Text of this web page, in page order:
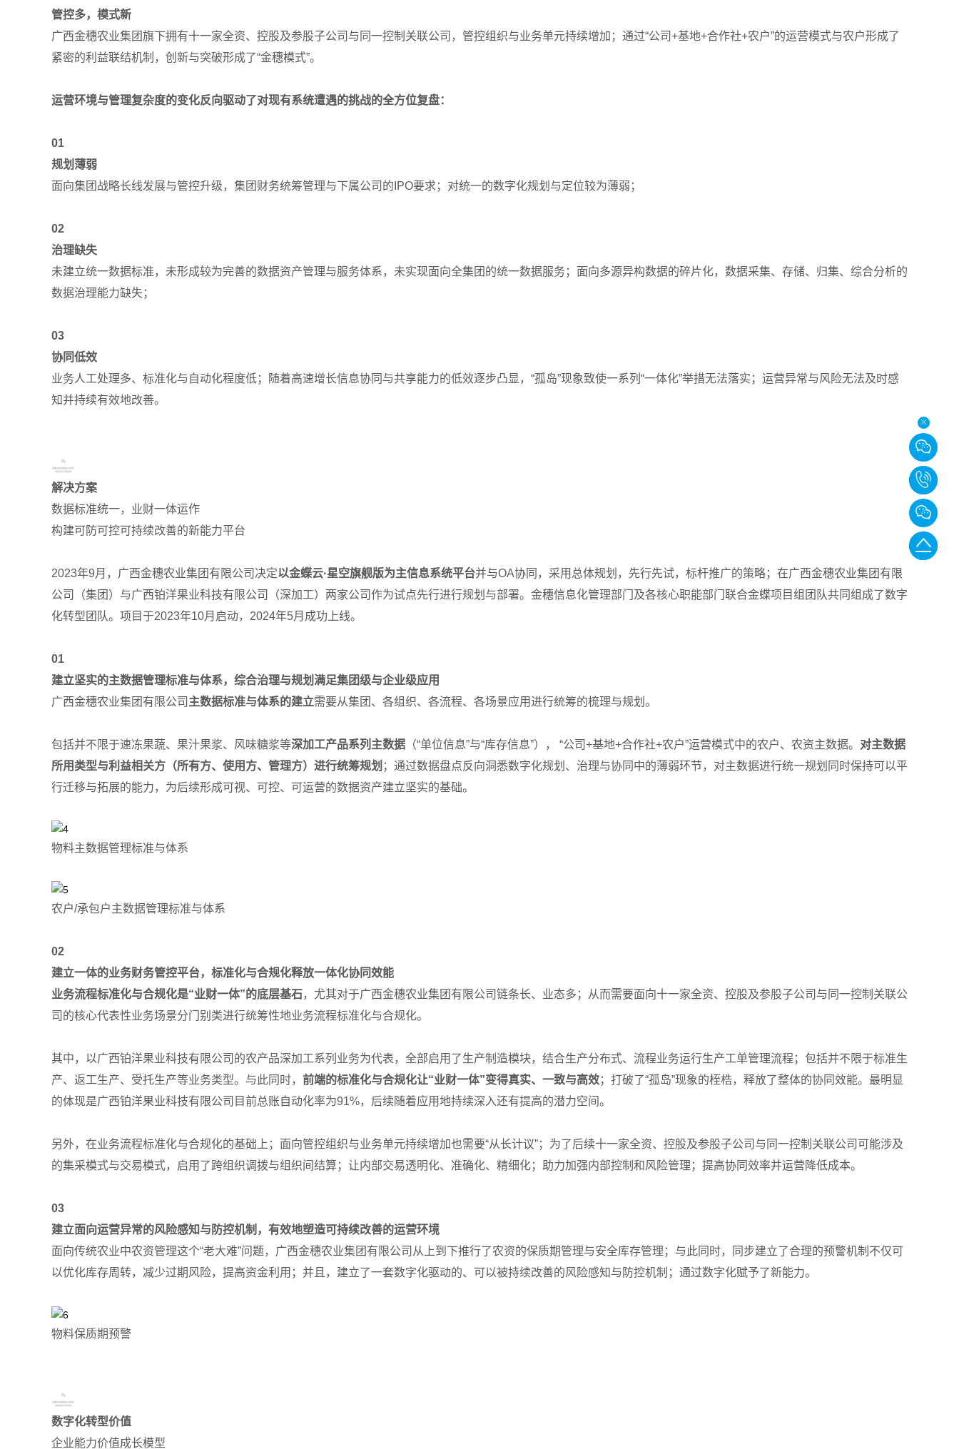
管控多，模式新
广西金穗农业集团旗下拥有十一家全资、控股及参股子公司与同一控制关联公司，管控组织与业务单元持续增加；通过“公司+基地+合作社+农户”的运营模式与农户形成了
紧密的利益联结机制，创新与突破形成了“金穗模式”。
运营环境与管理复杂度的变化反向驱动了对现有系统遭遇的挑战的全方位复盘：
01
规划薄弱
面向集团战略长线发展与管控升级，集团财务统筹管理与下属公司的IPO要求；对统一的数字化规划与定位较为薄弱；
02
治理缺失
未建立统一数据标准，未形成较为完善的数据资产管理与服务体系，未实现面向全集团的统一数据服务；面向多源异构数据的碎片化，数据采集、存储、归集、综合分析的
数据治理能力缺失；
03
协同低效
业务人工处理多、标准化与自动化程度低；随着高速增长信息协同与共享能力的低效逐步凸显，“孤岛”现象致使一系列“一体化”举措无法落实；运营异常与风险无法及时感
知并持续有效地改善。
解决方案
数据标准统一，业财一体运作
构建可防可控可持续改善的新能力平台
2023年9月，广西金穗农业集团有限公司决定以金蝶云·星空旗舰版为主信息系统平台并与OA协同，采用总体规划，先行先试，标杆推广的策略；在广西金穗农业集团有限
公司（集团）与广西铂洋果业科技有限公司（深加工）两家公司作为试点先行进行规划与部署。金穗信息化管理部门及各核心职能部门联合金蝶项目组团队共同组成了数字
化转型团队。项目于2023年10月启动，2024年5月成功上线。
01
建立坚实的主数据管理标准与体系，综合治理与规划满足集团级与企业级应用
广西金穗农业集团有限公司 主数据标准与体系的建立需要从集团、各组织、各流程、各场景应用进行统筹的梳理与规划。
包括并不限于速冻果蔬、果汁果浆、风味糖浆等深加工产品系列主数据 （“单位信息”与“库存信息”）， “公司+基地+合作社+农户”运营模式中的农户、农资主数据。 对主数据
所用类型与利益相关方（所有方、使用方、管理方）进行统筹规划 ；通过数据盘点反向洞悉数字化规划、治理与协同中的薄弱环节，对主数据进行统一规划同时保持可以平
行迁移与拓展的能力，为后续形成可视、可控、可运营的数据资产建立坚实的基础。
物料主数据管理标准与体系
农户/承包户主数据管理标准与体系
02
建立一体的业务财务管控平台，标准化与合规化释放一体化协同效能
业务流程标准化与合规化是“业财一体”的底层基石 ，尤其对于广西金穗农业集团有限公司链条长、业态多；从而需要面向十一家全资、控股及参股子公司与同一控制关联公
司的核心代表性业务场景分门别类进行统筹性地业务流程标准化与合规化。
其中，以广西铂洋果业科技有限公司的农产品深加工系列业务为代表，全部启用了生产制造模块，结合生产分布式、流程业务运行生产工单管理流程；包括并不限于标准生
产、返工生产、受托生产等业务类型。与此同时， 前端的标准化与合规化让“业财一体”变得真实、一致与高效；打破了“孤岛”现象的桎梏，释放了整体的协同效能。最明显
的体现是广西铂洋果业科技有限公司目前总账自动化率为91%，后续随着应用地持续深入还有提高的潜力空间。
另外，在业务流程标准化与合规化的基础上；面向管控组织与业务单元持续增加也需要“从长计议”；为了后续十一家全资、控股及参股子公司与同一控制关联公司可能涉及
的集采模式与交易模式，启用了跨组织调拨与组织间结算；让内部交易透明化、准确化、精细化；助力加强内部控制和风险管理；提高协同效率并运营降低成本。
03
建立面向运营异常的风险感知与防控机制，有效地塑造可持续改善的运营环境
面向传统农业中农资管理这个“老大难”问题，广西金穗农业集团有限公司从上到下推行了农资的保质期管理与安全库存管理；与此同时，同步建立了合理的预警机制不仅可
以优化库存周转，减少过期风险，提高资金利用；并且，建立了一套数字化驱动的、可以被持续改善的风险感知与防控机制；通过数字化赋予了新能力。
物料保质期预警
数字化转型价值
企业能力价值成长模型
020-
87558068
转
返